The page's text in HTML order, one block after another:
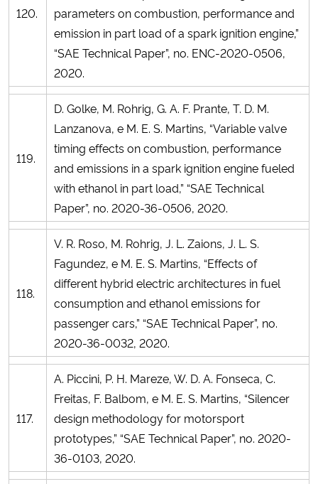
120.
parameters on combustion, performance and
emission in part load of a spark ignition engine,”
“SAE Technical Paper”, no. ENC-2020-0506,
2020.
119.
D. Golke, M. Rohrig, G. A. F. Prante, T. D. M.
Lanzanova, e M. E. S. Martins, “Variable valve
timing effects on combustion, performance
and emissions in a spark ignition engine fueled
with ethanol in part load,” “SAE Technical
Paper”, no. 2020-36-0506, 2020.
118.
V. R. Roso, M. Rohrig, J. L. Zaions, J. L. S.
Fagundez, e M. E. S. Martins, “Effects of
different hybrid electric architectures in fuel
consumption and ethanol emissions for
passenger cars,” “SAE Technical Paper”, no.
2020-36-0032, 2020.
117.
A. Piccini, P. H. Mareze, W. D. A. Fonseca, C.
Freitas, F. Balbom, e M. E. S. Martins, “Silencer
design methodology for motorsport
prototypes,” “SAE Technical Paper”, no. 2020-
36-0103, 2020.